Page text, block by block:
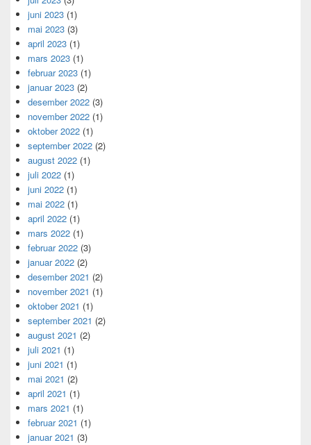
juni 2023 (1)
mai 2023 (3)
april 2023 (1)
mars 2023 (1)
februar 2023 (1)
januar 2023 (2)
desember 2022 (3)
november 2022 (1)
oktober 2022 (1)
september 2022 (2)
august 2022 (1)
juli 2022 (1)
juni 2022 (1)
mai 2022 (1)
april 2022 (1)
mars 2022 (1)
februar 2022 (3)
januar 2022 (2)
desember 2021 (2)
november 2021 (1)
oktober 2021 (1)
september 2021 (2)
august 2021 (2)
juli 2021 (1)
juni 2021 (1)
mai 2021 (2)
april 2021 (1)
mars 2021 (1)
februar 2021 (1)
januar 2021 (3)